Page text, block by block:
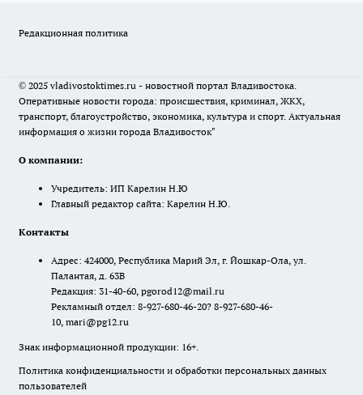
Редакционная политика
© 2025 vladivostoktimes.ru - новостной портал Владивостока.
Оперативные новости города: происшествия, криминал, ЖКХ,
транспорт, благоустройство, экономика, культура и спорт. Актуальная
информация о жизни города Владивосток"
О компании:
Учредитель: ИП Карелин Н.Ю
Главный редактор сайта: Карелин Н.Ю.
Контакты
Адрес: 424000, Республика Марий Эл, г. Йошкар-Ола, ул.
Палантая, д. 63В
Редакция: 31-40-60, pgorod12@mail.ru
Рекламный отдел: 8-927-680-46-20? 8-927-680-46-
10, mari@pg12.ru
Знак информационной продукции: 16+.
Политика конфиденциальности и обработки персональных данных
пользователей